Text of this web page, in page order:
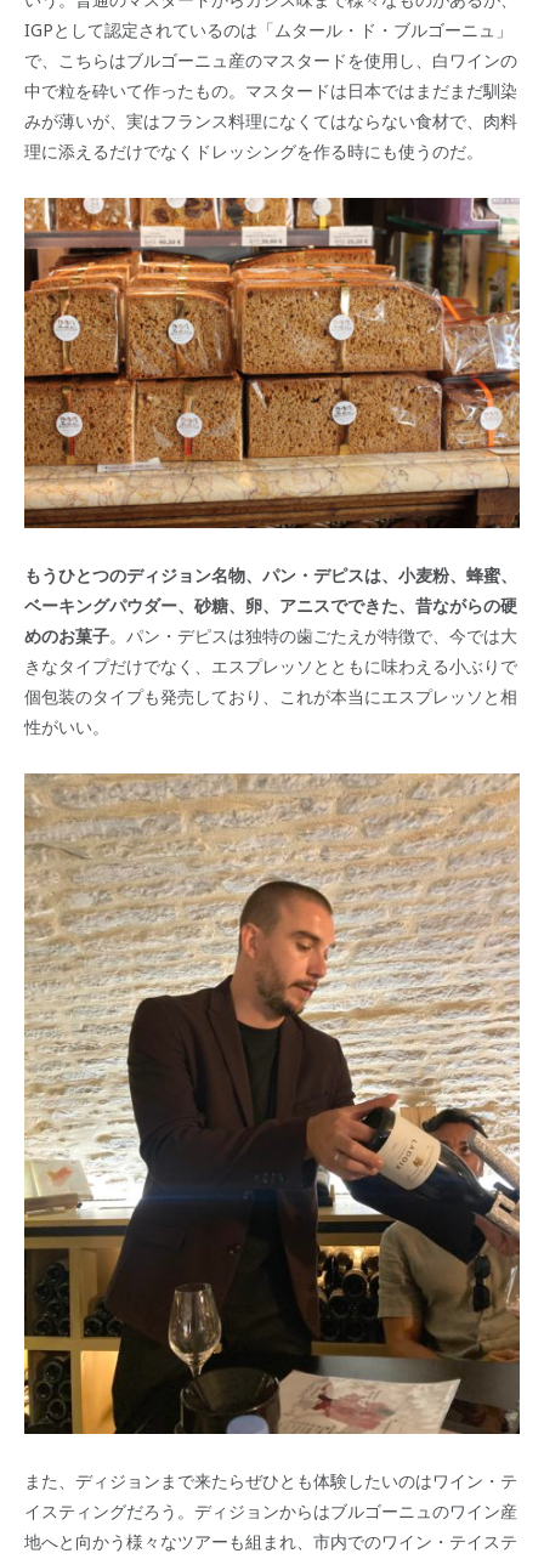
IGPとして認定されているのは「ムタール・ド・ブルゴーニュ」
で、こちらはブルゴーニュ産のマスタードを使用し、白ワインの
中で粒を砕いて作ったもの。マスタードは日本ではまだまだ馴染
みが薄いが、実はフランス料理になくてはならない食材で、肉料
理に添えるだけでなくドレッシングを作る時にも使うのだ。
もうひとつのディジョン名物、パン・デピスは、小麦粉、蜂蜜、
ベーキングパウダー、砂糖、卵、アニスでできた、昔ながらの硬
めのお菓子。パン・デピスは独特の歯ごたえが特徴で、今では大
きなタイプだけでなく、エスプレッソとともに味わえる小ぶりで
個包装のタイプも発売しており、これが本当にエスプレッソと相
性がいい。
また、ディジョンまで来たらぜひとも体験したいのはワイン・テ
イスティングだろう。ディジョンからはブルゴーニュのワイン産
地へと向かう様々なツアーも組まれ、市内でのワイン・テイステ